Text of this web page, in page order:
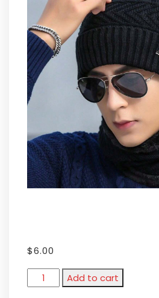
$6.00
Add to cart